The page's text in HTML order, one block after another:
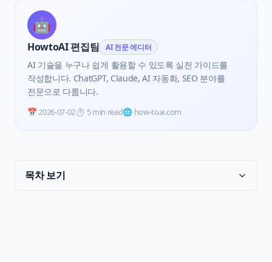
🤖
HowtoAI 편집팀 AI 전문 에디터
AI 기술을 누구나 쉽게 활용할 수 있도록 실전 가이드를
작성합니다. ChatGPT, Claude, AI 자동화, SEO 분야를
전문으로 다룹니다.
📅2026-07-02⏱️ 5 min read🌐 how-toai.com
목차 보기